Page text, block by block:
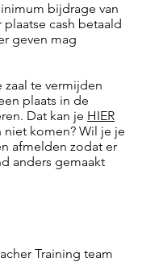
bijdrage van
plaatse cash betaald
geven mag
te vermijden
plaats in de
Dat kan je HIER
komen? Wil je je
afmelden zodat er
anders gemaakt
Training team